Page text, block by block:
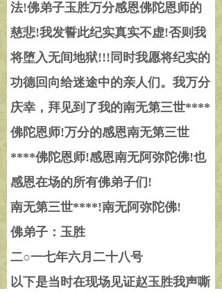
法!佛弟子玉胜万分感恩佛陀恩师的
慈悲!我发誓此纪实真实不虚!否则我
将堕入无间地狱!!! 同时我愿将纪实的
功德回向给迷途中的亲人们。我万分
庆幸，拜见到了我的南无第三世****
佛陀恩师!万分的感恩南无第三世
****佛陀恩师!感恩南无阿弥陀佛!也
感恩在场的所有佛弟子们 !
南无第三世****!南无阿弥陀佛!
佛弟子：玉胜
二○一七年六月二十八号
以下是当时在现场见证赵玉胜我声嘶